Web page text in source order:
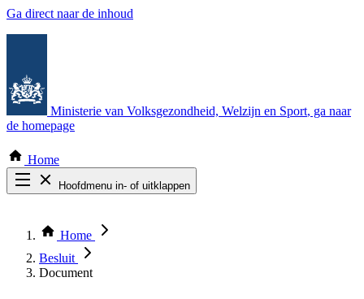
Ga direct naar de inhoud
Ministerie van Volksgezondheid, Welzijn en Sport, ga naar
de homepage
Home
Hoofdmenu in- of uitklappen
Thema COVID-19
Bekijk per bestuursorgaan
Home
Besluit
Document